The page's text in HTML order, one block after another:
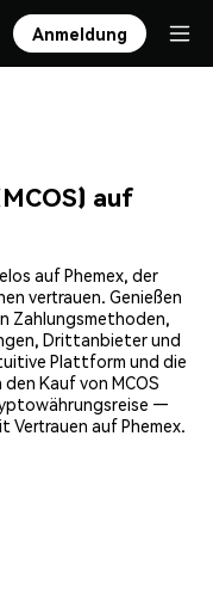
Anmeldung
auf
auf Phemex, der
vertrauen. Genießen
Zahlungsmethoden,
Drittanbieter und
Plattform und die
Kauf von MCOS
—
Vertrauen auf Phemex.